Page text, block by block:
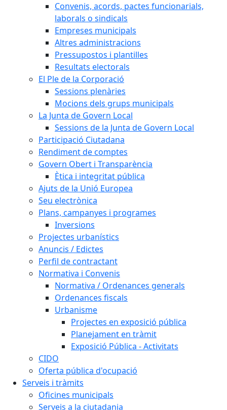
Convenis, acords, pactes funcionarials,
laborals o sindicals
Empreses municipals
Altres administracions
Pressupostos i plantilles
Resultats electorals
El Ple de la Corporació
Sessions plenàries
Mocions dels grups municipals
La Junta de Govern Local
Sessions de la Junta de Govern Local
Participació Ciutadana
Rendiment de comptes
Govern Obert i Transparència
Ètica i integritat pública
Ajuts de la Unió Europea
Seu electrònica
Plans, campanyes i programes
Inversions
Projectes urbanístics
Anuncis / Edictes
Perfil de contractant
Normativa i Convenis
Normativa / Ordenances generals
Ordenances fiscals
Urbanisme
Projectes en exposició pública
Planejament en tràmit
Exposició Pública - Activitats
CIDO
Oferta pública d'ocupació
Serveis i tràmits
Oficines municipals
Serveis a la ciutadania